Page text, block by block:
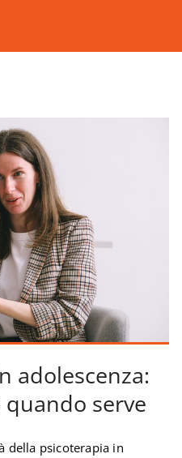
adolescenza:
serve
della psicoterapia in